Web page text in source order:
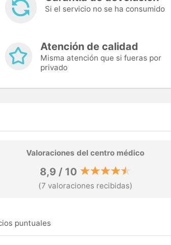
Si el servicio no se ha consumido
Atención de calidad
Misma atención que si fueras por
privado
Valoraciones del centro médico
8,9 / 10
(7 valoraciones recibidas)
puntuales